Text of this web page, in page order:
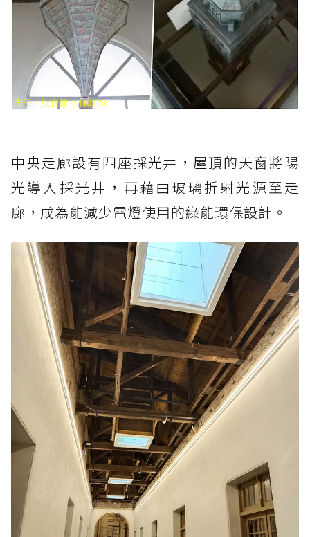
中央走廊設有四座採光井，屋頂的天窗將陽
光導入採光井，再藉由玻璃折射光源至走
廊，成為能減少電燈使用的綠能環保設計。